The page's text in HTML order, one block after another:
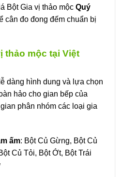
Bột Gia vị thảo mộc Quý
cân đo đong đếm chuẩn bị
thảo mộc tại Việt
dàng hình dung và lựa chọn
hảo cho gian bếp của
phân nhóm các loại gia
ấm: Bột Củ Gừng, Bột Củ
Củ Tỏi, Bột Ớt, Bột Trái